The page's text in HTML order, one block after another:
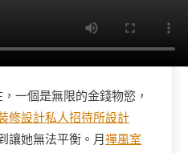
，一個是無限的金錢物慾，
修設計私人招待所設計
讓她無法平衡。月禪風室